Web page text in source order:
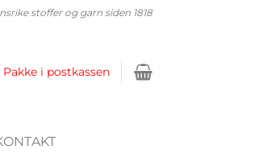
stoffer og garn siden 1818
i postkassen